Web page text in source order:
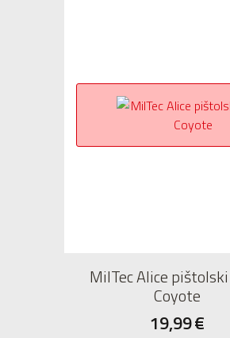
MilTec Alice
Coyote
19,99€